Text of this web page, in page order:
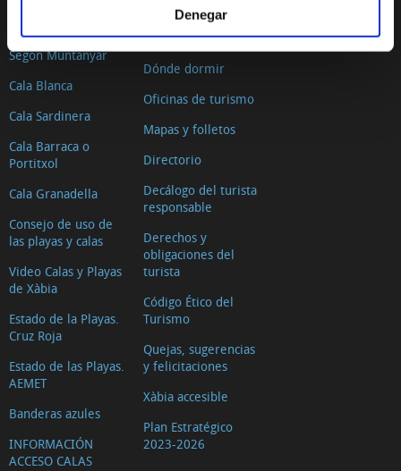
Denegar
Segon Muntanyar
Cala Blanca
Cala Sardinera
Cala Barraca o
Portitxol
Cala Granadella
Consejo de uso de
las playas y calas
Video Calas y Playas
de Xàbia
Estado de la Playas.
Cruz Roja
Estado de las Playas.
AEMET
Banderas azules
INFORMACIÓN
ACCESO CALAS
Cómo llegar
Dónde comer
Dónde dormir
Oficinas de turismo
Mapas y folletos
Directorio
Decálogo del turista
responsable
Derechos y
obligaciones del
turista
Código Ético del
Turismo
Quejas, sugerencias
y felicitaciones
Xàbia accesible
Plan Estratégico
2023-2026